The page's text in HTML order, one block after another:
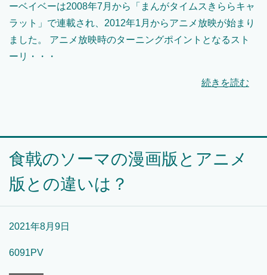
ーベイベーは2008年7月から「まんがタイムスきららキャ
ラット」で連載され、2012年1月からアニメ放映が始まり
ました。 アニメ放映時のターニングポイントとなるスト
ーリ・・・
続きを読む
食戟のソーマの漫画版とアニメ
版との違いは？
2021年8月9日
6091PV